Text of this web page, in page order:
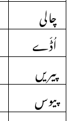
چالی
اُڈّے
پیریں
پیوس